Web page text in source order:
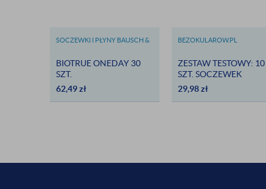
SOCZEWKI I PŁYNY BAUSCH &
BIOTRUE ONEDAY 30
SZT.
62,49zł
BEZOKULAROW.PL
ZESTAW TESTOWY: 10
SZT. SOCZEWEK
EYELOVE EXCLUSIVE 1-
DAY
29,98zł